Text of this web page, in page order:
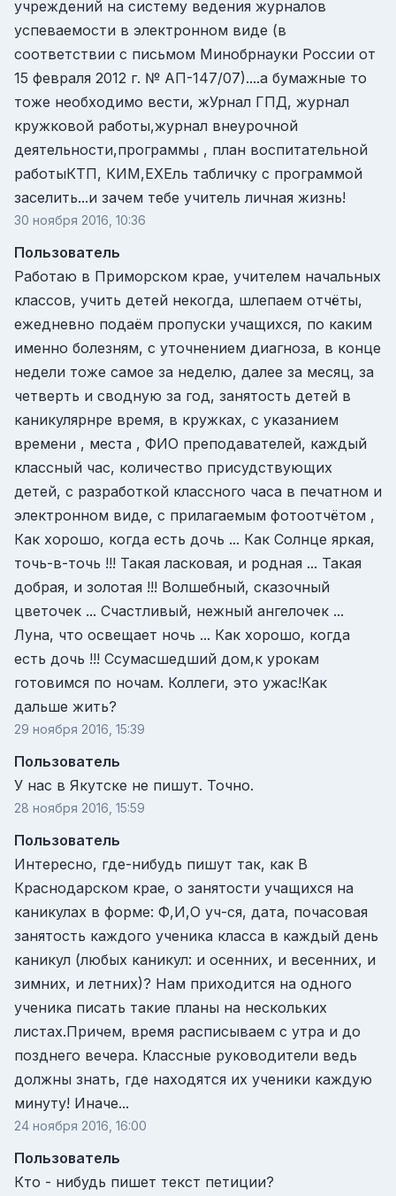
учреждений на систему ведения журналов
успеваемости в электронном виде (в
соответствии с письмом Минобрнауки России от
15 февраля 2012 г. № АП-147/07)....а бумажные то
тоже необходимо вести, жУрнал ГПД, журнал
кружковой работы,журнал внеурочной
деятельности,программы , план воспитательной
работыКТП, КИМ,ЕХЕль табличку с программой
заселить...и зачем тебе учитель личная жизнь!
30 ноября 2016, 10:36
Пользователь
Работаю в Приморском крае, учителем начальных
классов, учить детей некогда, шлепаем отчёты,
ежедневно подаём пропуски учащихся, по каким
именно болезням, с уточнением диагноза, в конце
недели тоже самое за неделю, далее за месяц, за
четверть и сводную за год, занятость детей в
каникулярнре время, в кружках, с указанием
времени , места , ФИО преподавателей, каждый
классный час, количество присудствующих
детей, с разработкой классного часа в печатном и
электронном виде, с прилагаемым фотоотчётом ,
Как хорошо, когда есть дочь ... Как Солнце яркая,
точь-в-точь !!! Такая ласковая, и родная ... Такая
добрая, и золотая !!! Волшебный, сказочный
цветочек ... Счастливый, нежный ангелочек ...
Луна, что освещает ночь ... Как хорошо, когда
есть дочь !!! Ссумасшедший дом,к урокам
готовимся по ночам. Коллеги, это ужас!Как
дальше жить?
29 ноября 2016, 15:39
Пользователь
У нас в Якутске не пишут. Точно.
28 ноября 2016, 15:59
Пользователь
Интересно, где-нибудь пишут так, как В
Краснодарском крае, о занятости учащихся на
каникулах в форме: Ф,И,О уч-ся, дата, почасовая
занятость каждого ученика класса в каждый день
каникул (любых каникул: и осенних, и весенних, и
зимних, и летних)? Нам приходится на одного
ученика писать такие планы на нескольких
листах.Причем, время расписываем с утра и до
позднего вечера. Классные руководители ведь
должны знать, где находятся их ученики каждую
минуту! Иначе...
24 ноября 2016, 16:00
Пользователь
Кто - нибудь пишет текст петиции?